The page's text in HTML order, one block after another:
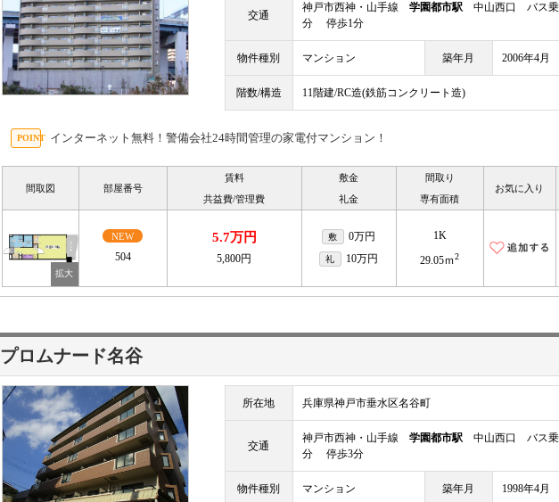
交通
神戸市西神・山手線 学園都市駅中山西口 バス乗
分 停歩1分
物件種別 マンション 築年月 2006年4月
階数/構造 11階建/RC造(鉄筋コンクリート造)
インターネット無料！警備会社24時間管理の家電付マンション！
間取図 部屋番号
賃料
共益費/管理費
敷金
礼金
間取り
専有面積
お気に入り
NEW
504
5.7万円
5,800円
敷 0万円
礼 10万円
1K
29.05ｍ2
プロムナード名谷
所在地 兵庫県神戸市垂水区名谷町
交通
神戸市西神・山手線 学園都市駅中山西口 バス乗
分 停歩3分
物件種別 マンション 築年月 1998年4月